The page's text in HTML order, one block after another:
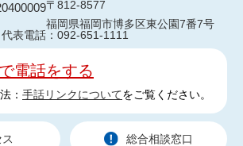
〒812-8577
福岡県福岡市博多区東公園7番7号
代表電話：092-651-1111
電話をする
： 手話リンクについてをご覧ください。
総合相談窓口